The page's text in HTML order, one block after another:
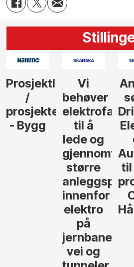
Anlegg
søker
Driftsleder
Elektro
Automasjon
Hålogalandsvegen
Senior
Kalkulatør
- Asker
-